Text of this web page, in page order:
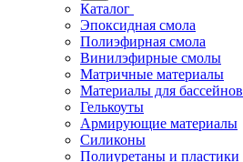
Каталог
Эпоксидная смола
Полиэфирная смола
Винилэфирные смолы
Матричные материалы
Материалы для бассейнов
Гелькоуты
Армирующие материалы
Силиконы
Полиуретаны и пластики